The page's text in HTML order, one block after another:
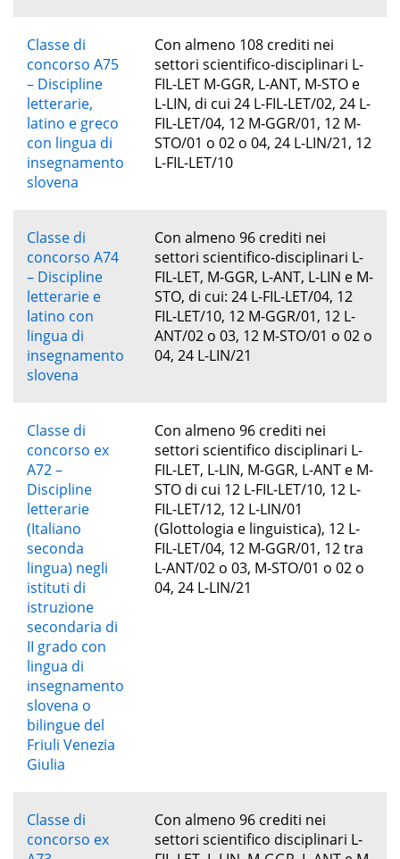
Classe di
concorso A75
– Discipline
letterarie,
latino e greco
con lingua di
insegnamento
slovena
Con almeno 108 crediti nei
settori scientifico-disciplinari L-
FIL-LET M-GGR, L-ANT, M-STO e
L-LIN, di cui 24 L-FIL-LET/02, 24 L-
FIL-LET/04, 12 M-GGR/01, 12 M-
STO/01 o 02 o 04, 24 L-LIN/21, 12
L-FIL-LET/10
Classe di
concorso A74
– Discipline
letterarie e
latino con
lingua di
insegnamento
slovena
Con almeno 96 crediti nei
settori scientifico-disciplinari L-
FIL-LET, M-GGR, L-ANT, L-LIN e M-
STO, di cui: 24 L-FIL-LET/04, 12
FIL-LET/10, 12 M-GGR/01, 12 L-
ANT/02 o 03, 12 M-STO/01 o 02 o
04, 24 L-LIN/21
Classe di
concorso ex
A72 –
Discipline
letterarie
(Italiano
seconda
lingua) negli
istituti di
istruzione
secondaria di
II grado con
lingua di
insegnamento
slovena o
bilingue del
Friuli Venezia
Giulia
Con almeno 96 crediti nei
settori scientifico disciplinari L-
FIL-LET, L-LIN, M-GGR, L-ANT e M-
STO di cui 12 L-FIL-LET/10, 12 L-
FIL-LET/12, 12 L-LIN/01
(Glottologia e linguistica), 12 L-
FIL-LET/04, 12 M-GGR/01, 12 tra
L-ANT/02 o 03, M-STO/01 o 02 o
04, 24 L-LIN/21
Classe di
concorso ex
Con almeno 96 crediti nei
settori scientifico disciplinari L-